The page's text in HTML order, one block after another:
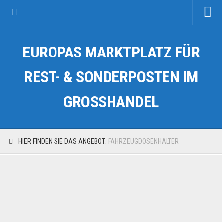
Kategorien
Auto & Motorrad
Fahrzeuge & Transport
EUROPAS MARKTPLATZ FÜR
REST- & SONDERPOSTEN IM
GROSSHANDEL
HIER FINDEN SIE DAS ANGEBOT: FAHRZEUGDOSENHALTER